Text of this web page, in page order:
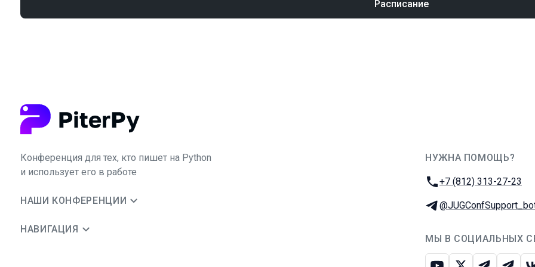
Расписание
Конференция для тех, кто пишет на Python
и использует его в работе
НАШИ КОНФЕРЕНЦИИ
НАВИГАЦИЯ
НУЖНА ПОМОЩЬ?
Телефон:
+7 (812) 313-27-23
Телеграм:
МЫ В СОЦИАЛЬНЫХ